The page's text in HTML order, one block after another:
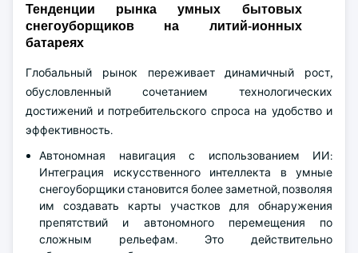
Тенденции рынка умных бытовых
снегоуборщиков на литий-ионных
батареях
Глобальный рынок переживает динамичный рост,
обусловленный сочетанием технологических
достижений и потребительского спроса на удобство и
эффективность.
Автономная навигация с использованием ИИ:
Интеграция искусственного интеллекта в умные
снегоуборщики становится более заметной, позволяя
им создавать карты участков для обнаружения
препятствий и автономного перемещения по
сложным рельефам. Это действительно